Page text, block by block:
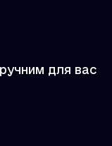
для вас